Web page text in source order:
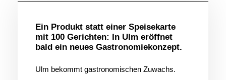
Ein Produkt statt einer Speisekarte
mit 100 Gerichten: In Ulm eröffnet
bald ein neues Gastronomiekonzept.
Ulm bekommt gastronomischen Zuwachs.